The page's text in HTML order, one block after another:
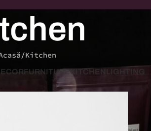
Kitchen
FURNITUREKITCHEN LIGHTING